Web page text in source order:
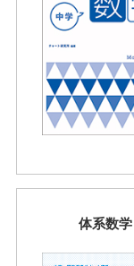
体系数学